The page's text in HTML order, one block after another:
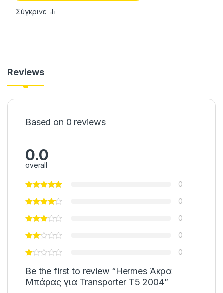
Σύγκρινε
Reviews
Based on 0 reviews
0.0
overall
0
0
0
0
0
Be the first to review “Hermes Άκρα
Μπάρας για Transporter T5 2004”